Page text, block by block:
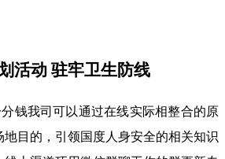
活动 驻牢卫生防线
钱我司可以通过在线实际相整合的原
地目的，引领国度人身安全的相关知识